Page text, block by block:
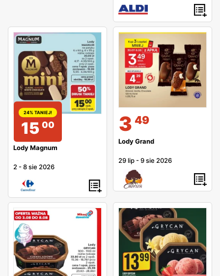
24% TANIEJ!
15 00
Lody Magnum
2 -8 sie 2026
3 49
Lody Grand
29 lip -9 sie 2026